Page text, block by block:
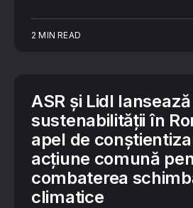
2 MIN READ
ASR și Lidl
sustenabilității în
apel de
acțiune comună
combaterea
climatice